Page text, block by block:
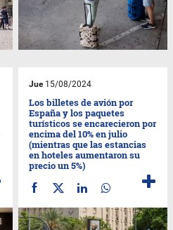
Jue15/08/2024
Los billetes de avión por
España y los paquetes
turísticos se encarecieron por
encima del 10% en julio
(mientras que las estancias
en hoteles aumentaron su
precio un 5%)